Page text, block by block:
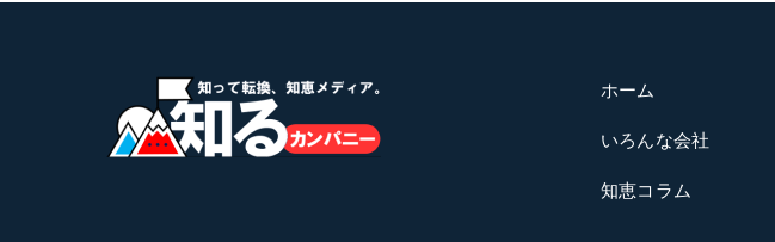
ホーム
いろんな会社
知恵コラム